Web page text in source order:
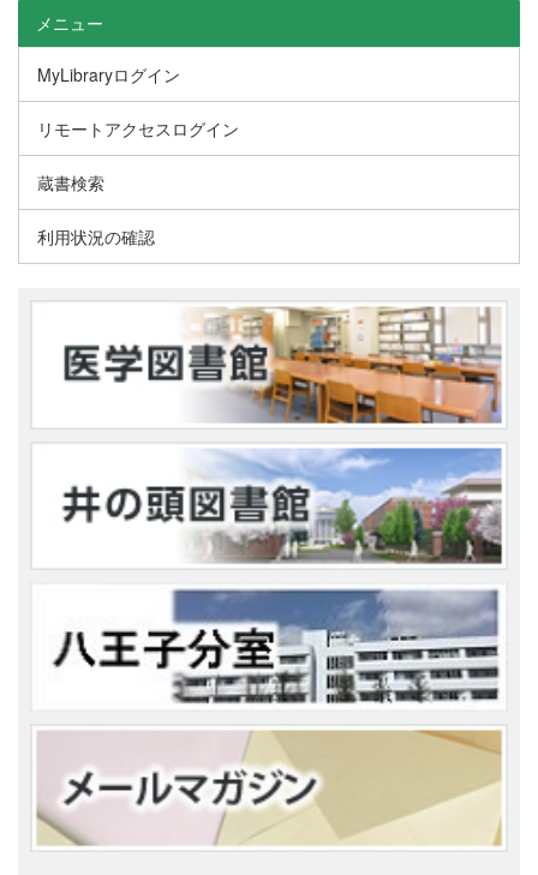
メニュー
MyLibraryログイン
リモートアクセスログイン
蔵書検索
利用状況の確認